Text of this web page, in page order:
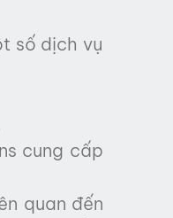
số dịch vụ
cung cấp
quan đến